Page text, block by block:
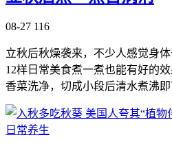
08-27 116
立秋后秋燥袭来，不少人感觉身
12样日常美食煮一煮也能有好的
香菜洗净，切成小段后清水煮沸
日常养生